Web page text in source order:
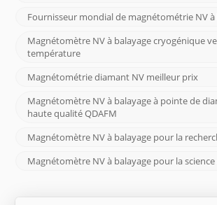
Fournisseur mondial de magnétométrie NV à
Magnétomètre NV à balayage cryogénique
température
Magnétométrie diamant NV meilleur prix
Magnétomètre NV à balayage à pointe de
haute qualité QDAFM
Magnétomètre NV à balayage pour la
Magnétomètre NV à balayage pour la